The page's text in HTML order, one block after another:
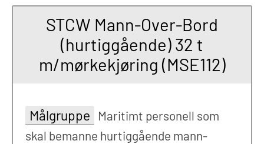
STCW Mann-Over-Bord
(hurtiggående) 32 t
m/mørkekjøring (MSE112)
Målgruppe
Maritimt personell som
skal bemanne hurtiggående mann-